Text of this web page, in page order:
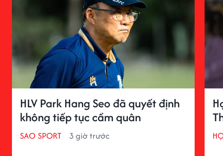
HLV Park Hang Seo đã quyết định
không tiếp tục cầm quân
SAO SPORT 3 giờ trước